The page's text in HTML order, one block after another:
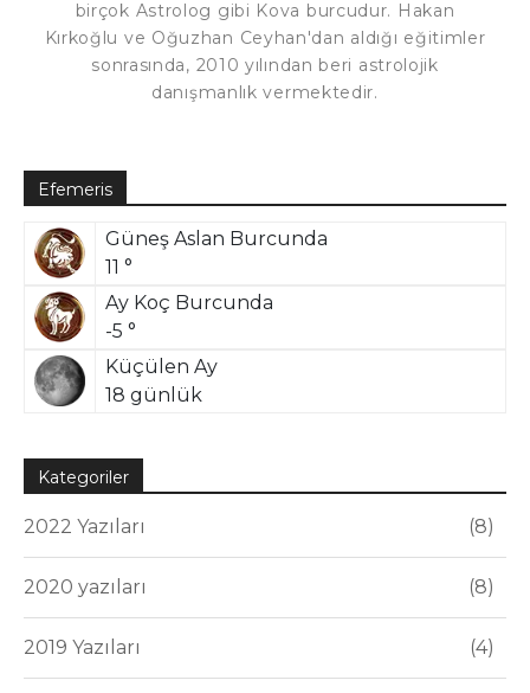
birçok Astrolog gibi Kova burcudur. Hakan
Kırkoğlu ve Oğuzhan Ceyhan'dan aldığı eğitimler
sonrasında, 2010 yılından beri astrolojik
danışmanlık vermektedir.
Efemeris
Güneş Aslan Burcunda
11 °
Ay Koç Burcunda
-5 °
Küçülen Ay
18 günlük
Kategoriler
2022 Yazıları 8
2020 yazıları 8
2019 Yazıları 4